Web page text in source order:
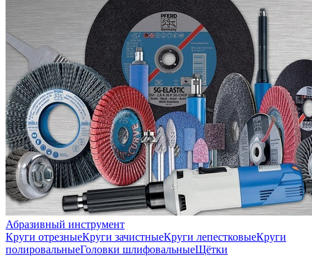
Абразивный инструмент
Круги отрезныеКруги зачистныеКруги лепестковыеКруги
полировальныеГоловки шлифовальныеЩётки